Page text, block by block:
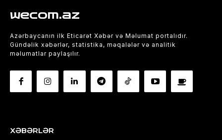
wecom.az
Azərbaycanın ilk Eticarət Xəbər və Məlumat portalıdır.
Gündəlik xəbərlər, statistika, məqalələr və analitik
məlumatlar paylaşılır.
XƏBƏRLƏR